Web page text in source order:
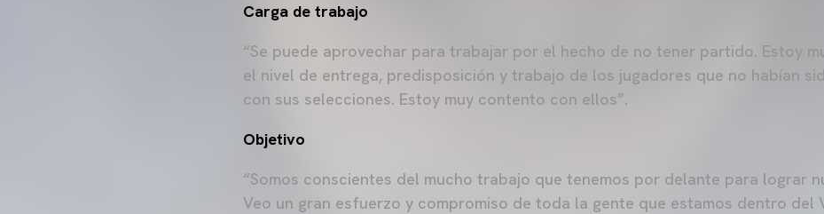
Carga de trabajo
“Se puede aprovechar para trabajar por el hecho de no tener partido. Estoy
el nivel de entrega, predisposición y trabajo de los jugadores que no habían
con sus selecciones. Estoy muy contento con ellos”.
Objetivo
“Somos conscientes del mucho trabajo que tenemos por delante para lograr
Veo un gran esfuerzo y compromiso de toda la gente que estamos dentro del